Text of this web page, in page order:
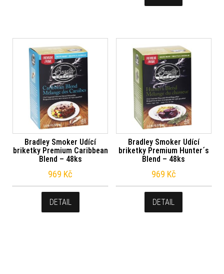
Bradley Smoker Udící
briketky Premium Caribbean
Blend – 48ks
969 Kč
DETAIL
Bradley Smoker Udící
briketky Premium Hunter´s
Blend – 48ks
969 Kč
DETAIL